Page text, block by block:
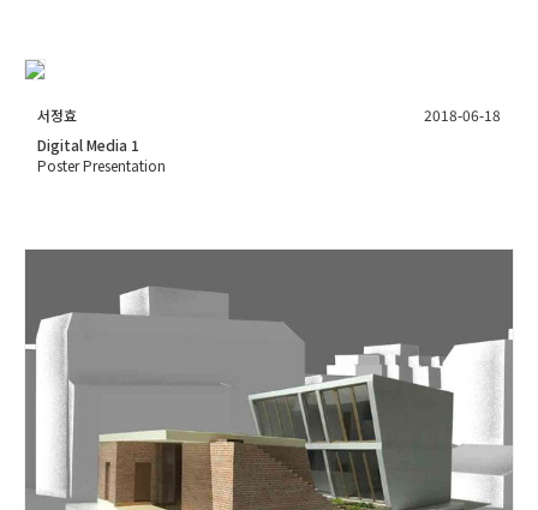
서정효
2018-06-18
Digital Media 1
Poster Presentation